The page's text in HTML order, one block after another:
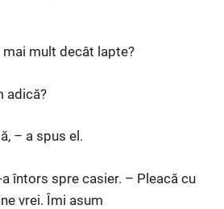
mult decât lapte?
adică?
– a spus el.
întors spre casier. – Pleacă cu
vrei. Îmi asum